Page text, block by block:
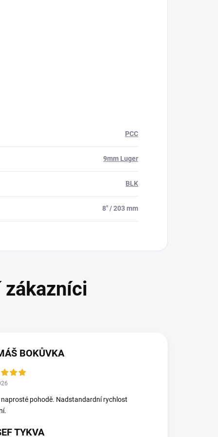
PCC
9mm Luger
BLK
8" / 203 mm
BOKŮVKA
naprosté pohodě. Nadstandardní rychlost
TYKVA